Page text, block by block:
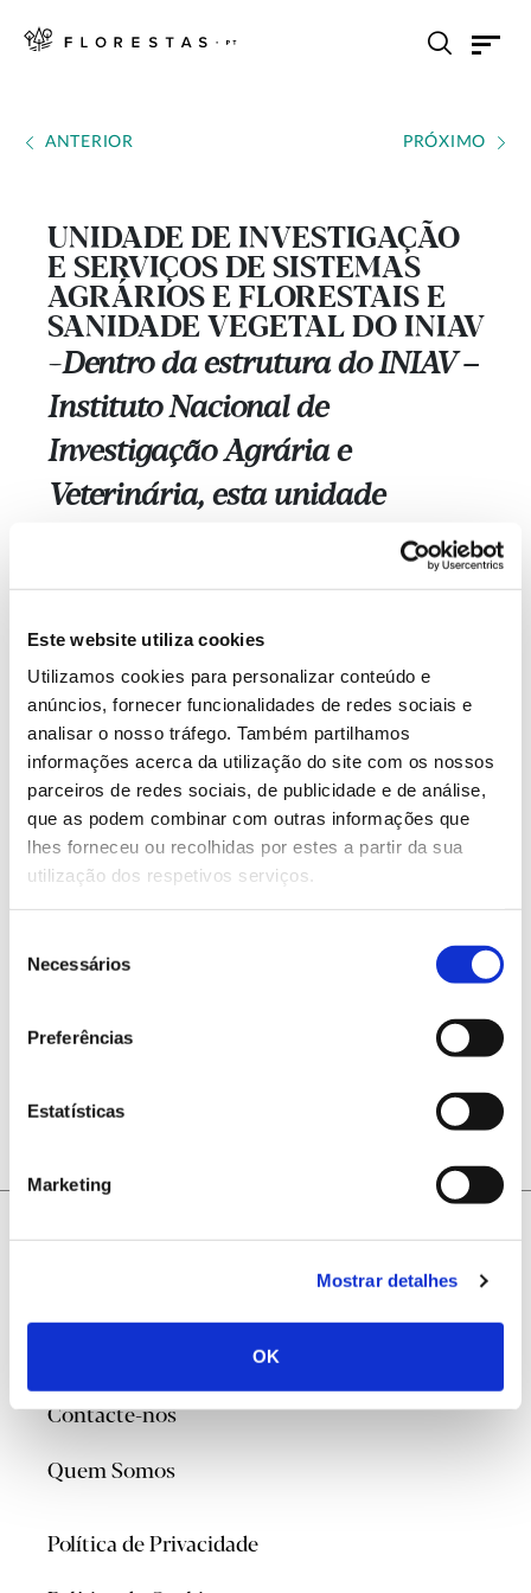
Este website utiliza cookies
Utilizamos cookies para personalizar conteúdo e
anúncios, fornecer funcionalidades de redes sociais e
analisar o nosso tráfego. Também partilhamos
informações acerca da utilização do site com os nossos
parceiros de redes sociais, de publicidade e de análise,
que as podem combinar com outras informações que
lhes forneceu ou recolhidas por estes a partir da sua
utilização dos respetivos serviços.
Necessários
Preferências
Estatísticas
Marketing
Mostrar detalhes
OK
ANTERIOR PRÓXIMO
UNIDADE DE INVESTIGAÇÃO
E SERVIÇOS DE SISTEMAS
AGRÁRIOS E FLORESTAIS E
SANIDADE VEGETAL DO INIAV
--- Dentro da estrutura do INIAV –
Instituto Nacional de
Investigação Agrária e
Veterinária, esta unidade
Laboratório Nacional de
Referência na área da sanidade
vegetal, participa em planos
oficiais de controlo e promove
atividades de investigação,
desenvolvimento,
experimentação e inovação.
ANTERIOR PRÓXIMO
Contacte-nos
Quem Somos
Política de Privacidade